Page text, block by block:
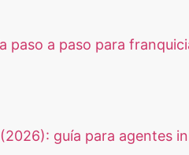
a paso para
guía para agentes